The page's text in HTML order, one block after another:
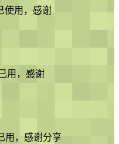
使用，感谢
用，感谢
用，感谢分享